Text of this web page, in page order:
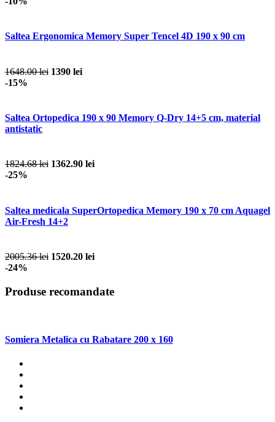
Saltea Ergonomica Memory Super Tencel 4D 190 x 90 cm
1648.00 lei 1390 lei
-15%
Saltea Ortopedica 190 x 90 Memory Q-Dry 14+5 cm, material
antistatic
1824.68 lei 1362.90 lei
-25%
Saltea medicala SuperOrtopedica Memory 190 x 70 cm Aquagel
Air-Fresh 14+2
2005.36 lei 1520.20 lei
-24%
Produse recomandate
Somiera Metalica cu Rabatare 200 x 160